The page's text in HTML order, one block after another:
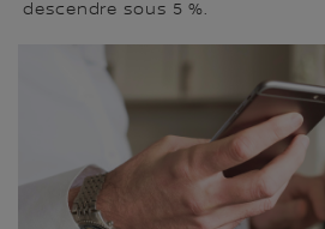
descendre sous 5 %.